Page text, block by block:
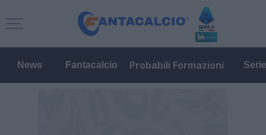
News Fantacalcio Probabili Formazioni